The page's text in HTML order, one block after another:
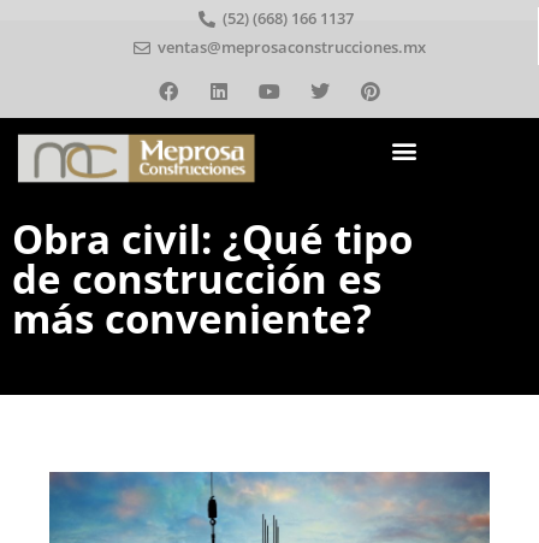
(52) (668) 166 1137
ventas@meprosaconstrucciones.mx
Obra civil: ¿Qué tipo
de construcción es
más conveniente?